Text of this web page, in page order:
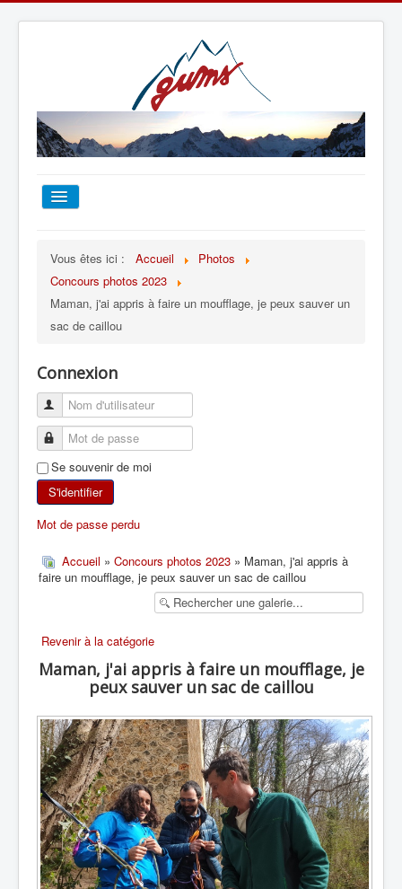
TOUT SUR LE GUMS
ESCALADE
ALPINISME
SKI DE RANDONNÉE
RANDONNÉE PÉDESTRE
Vous êtes ici : Accueil
Photos
Concours photos 2023
Maman, j'ai appris à faire un moufflage, je peux sauver un
sac de caillou
Connexion
Se souvenir de moi
S'identifier
Mot de passe perdu
Accueil » Concours photos 2023 » Maman, j'ai appris à
faire un moufflage, je peux sauver un sac de caillou
Revenir à la catégorie
Maman, j'ai appris à faire un moufflage, je
peux sauver un sac de caillou